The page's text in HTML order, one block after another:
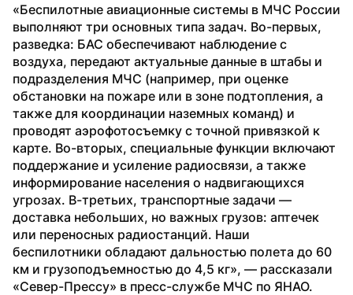
«Беспилотные авиационные системы в МЧС России
выполняют три основных типа задач. Во-первых,
разведка: БАС обеспечивают наблюдение с
воздуха, передают актуальные данные в штабы и
подразделения МЧС (например, при оценке
обстановки на пожаре или в зоне подтопления, а
также для координации наземных команд) и
проводят аэрофотосъемку с точной привязкой к
карте. Во-вторых, специальные функции включают
поддержание и усиление радиосвязи, а также
информирование населения о надвигающихся
угрозах. В-третьих, транспортные задачи —
доставка небольших, но важных грузов: аптечек
или переносных радиостанций. Наши
беспилотники обладают дальностью полета до 60
км и грузоподъемностью до 4,5 кг», — рассказали
«Север-Прессу» в пресс-службе МЧС по ЯНАО.